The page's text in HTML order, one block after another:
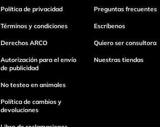
Política de privacidad
Términos y condiciones
Derechos ARCO
Autorización para el envío
de publicidad
No testeo en animales
Política de cambios y
devoluciones
Preguntas frecuentes
Escríbenos
Quiero ser consultora
Nuestras tiendas